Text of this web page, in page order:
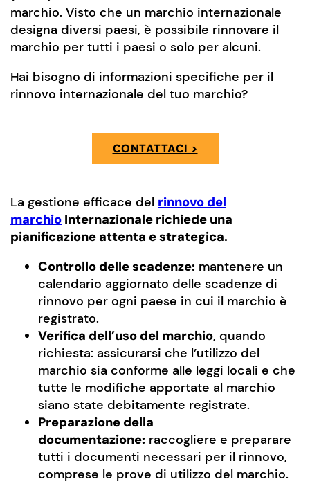
marchio. Visto che un marchio internazionale
designa diversi paesi, è possibile rinnovare il
marchio per tutti i paesi o solo per alcuni.
Hai bisogno di informazioni specifiche per il
rinnovo internazionale del tuo marchio?
CONTATTACI >
La gestione efficace del rinnovo del
marchio Internazionale richiede una
pianificazione attenta e strategica.
Controllo delle scadenze: mantenere un
calendario aggiornato delle scadenze di
rinnovo per ogni paese in cui il marchio è
registrato.
Verifica dell’uso del marchio, quando
richiesta: assicurarsi che l’utilizzo del
marchio sia conforme alle leggi locali e che
tutte le modifiche apportate al marchio
siano state debitamente registrate.
Preparazione della
documentazione: raccogliere e preparare
tutti i documenti necessari per il rinnovo,
comprese le prove di utilizzo del marchio.